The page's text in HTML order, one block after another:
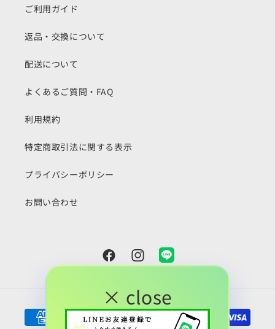
ご利用ガイド
返品・交換について
配送について
よくあるご質問・FAQ
利用規約
特定商取引法に関する表示
プライバシーポリシー
お問い合わせ
FacebookInstagramSnapchat
済
方
× close